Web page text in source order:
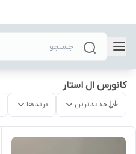
کانورس ال استار
جدیدترین برندها